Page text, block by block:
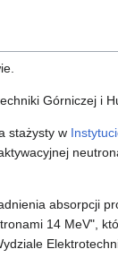
Górniczej i
stażysty w
absorpcji
14 MeV",